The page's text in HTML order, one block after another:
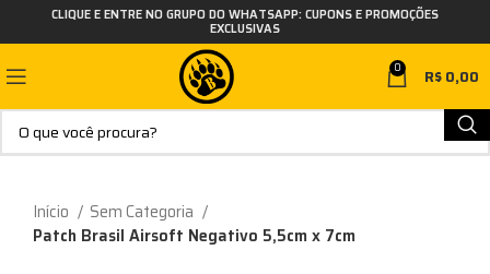
CLIQUE E ENTRE NO GRUPO DO WHATSAPP: CUPONS E PROMOÇÕES
EXCLUSIVAS
0 R$0,00
Início
Sem Categoria
Patch Brasil Airsoft Negativo 5,5cm x 7cm